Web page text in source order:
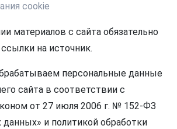
cookie
материалов с сайта обязательно
на источник.
персональные данные
сайта в соответствии с
от 27 июля 2006 г. № 152-ФЗ
и политикой обработки